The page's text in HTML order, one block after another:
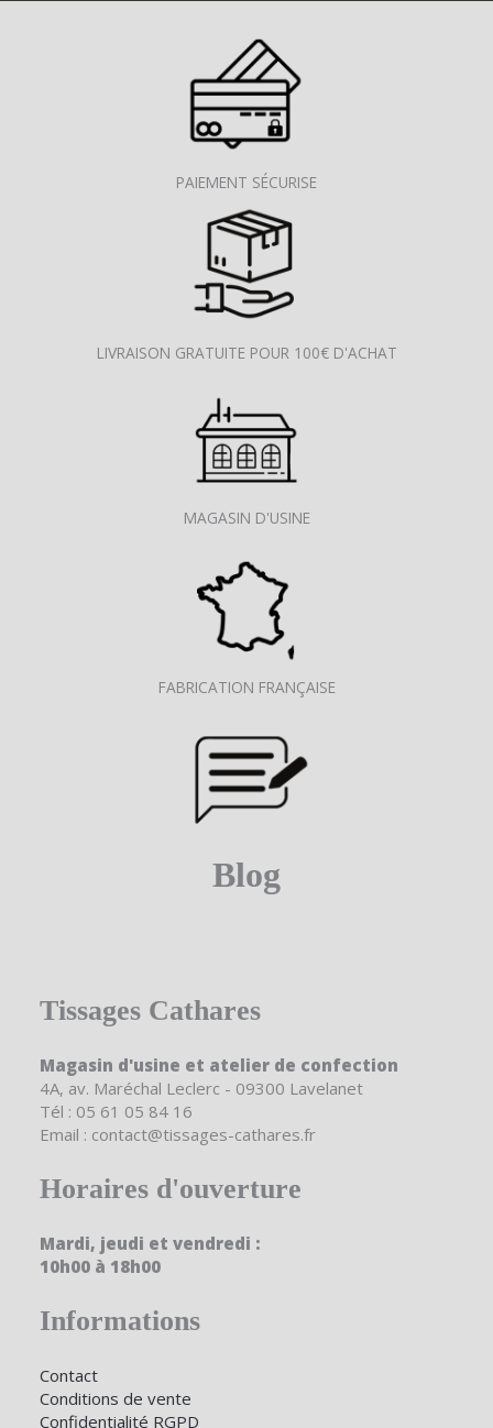
PAIEMENT SÉCURISE
LIVRAISON GRATUITE POUR 100€ D'ACHAT
MAGASIN D'USINE
FABRICATION FRANÇAISE
Blog
Tissages Cathares
Magasin d'usine et atelier de confection
4A, av. Maréchal Leclerc - 09300 Lavelanet
Tél : 05 61 05 84 16
Email : contact@tissages-cathares.fr
Horaires d'ouverture
Mardi, jeudi et vendredi :
10h00 à 18h00
Informations
Contact
Conditions de vente
Confidentialité RGPD